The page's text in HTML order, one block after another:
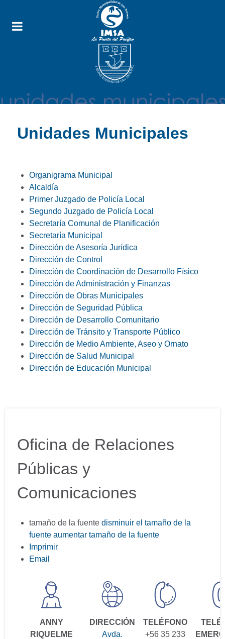
Unidades Municipales
Organigrama Municipal
Alcaldía
Primer Juzgado de Policía Local
Segundo Juzgado de Policía Local
Secretaría Comunal de Planificación
Secretaría Municipal
Dirección de Asesoría Jurídica
Dirección de Control
Dirección de Coordinación de Desarrollo Físico
Dirección de Administración y Finanzas
Dirección de Obras Municipales
Dirección de Seguridad Pública
Dirección de Desarrollo Comunitario
Dirección de Tránsito y Transporte Público
Dirección de Medio Ambiente, Aseo y Ornato
Dirección de Salud Municipal
Dirección de Educación Municipal
Oficina de Relaciones
Públicas y
Comunicaciones
tamaño de la fuente disminuir el tamaño de la
fuente aumentar tamaño de la fuente
Imprimir
Email
ANNY
RIQUELME
DIRECCIÓN
Avda.
TELÉFONO
+56 35 233